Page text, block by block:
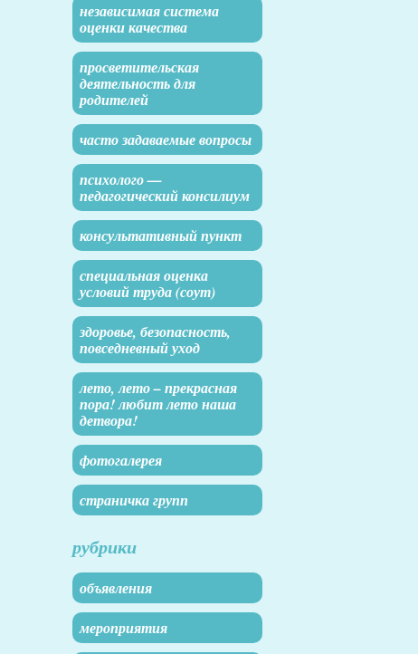
независимая система
оценки качества
просветительская
деятельность для
родителей
часто задаваемые вопросы
психолого —
педагогический консилиум
консультативный пункт
специальная оценка
условий труда (соут)
здоровье, безопасность,
повседневный уход
лето, лето – прекрасная
пора! любит лето наша
детвора!
фотогалерея
страничка групп
рубрики
объявления
мероприятия